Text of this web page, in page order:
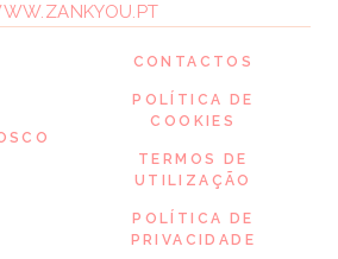
CONTACTOS
POLÍTICA DE
COOKIES
TERMOS DE
UTILIZAÇÃO
POLÍTICA DE
PRIVACIDADE